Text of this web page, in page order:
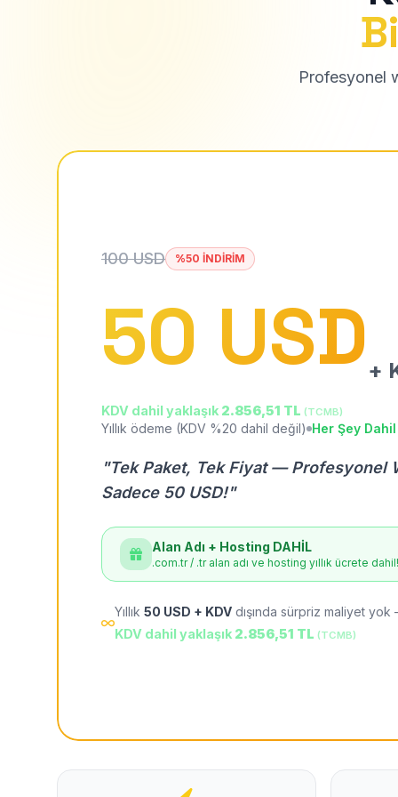
Profesyonel
100 USD %50 İNDİRİM
50 USD +
KDV dahil yaklaşık 2.856,51 TL (TCMB)
Yıllık ödeme (KDV %20 dahil değil) Her Şey Dahil
"Tek Paket, Tek Fiyat — Profesyonel
Sadece 50 USD!"
Alan Adı + Hosting DAHİL
.com.tr / .tr alan adı ve hosting yıllık ücrete dahil!
Yıllık 50 USD + KDV dışında sürpriz maliyet
KDV dahil yaklaşık 2.856,51 TL (TCMB)